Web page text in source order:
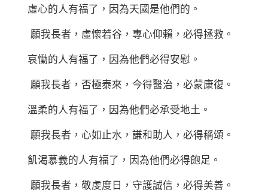
虛心的人有福了，因為天國是他們的。
願我長者，虛懷若谷，專心仰賴，必得拯救。
哀慟的人有福了，因為他們必得安慰。
願我長者，否極泰來，今得醫治，必蒙康復。
溫柔的人有福了，因為他們必承受地土。
願我長者，心如止水，謙和助人，必得稱頌。
飢渴慕義的人有福了，因為他們必得飽足。
願我長者，敬虔度日，守護誠信，必得美善。